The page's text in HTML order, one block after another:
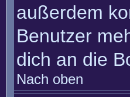
außerdem
Benutzer
dich an die
Nach oben